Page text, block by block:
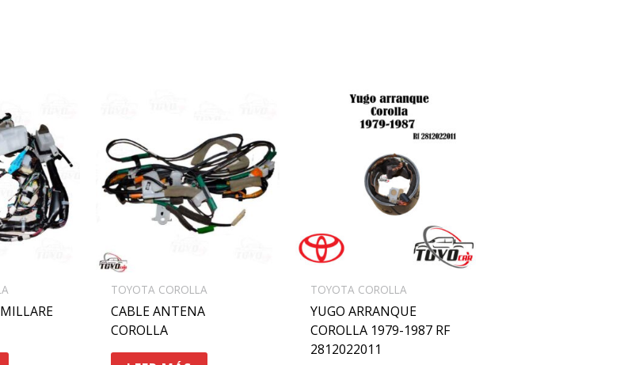
TOYOTA COROLLA
CABLE ANTENA
COROLLA
TOYOTA COROLLA
YUGO ARRANQUE
COROLLA 1979-1987 RF
2812022011